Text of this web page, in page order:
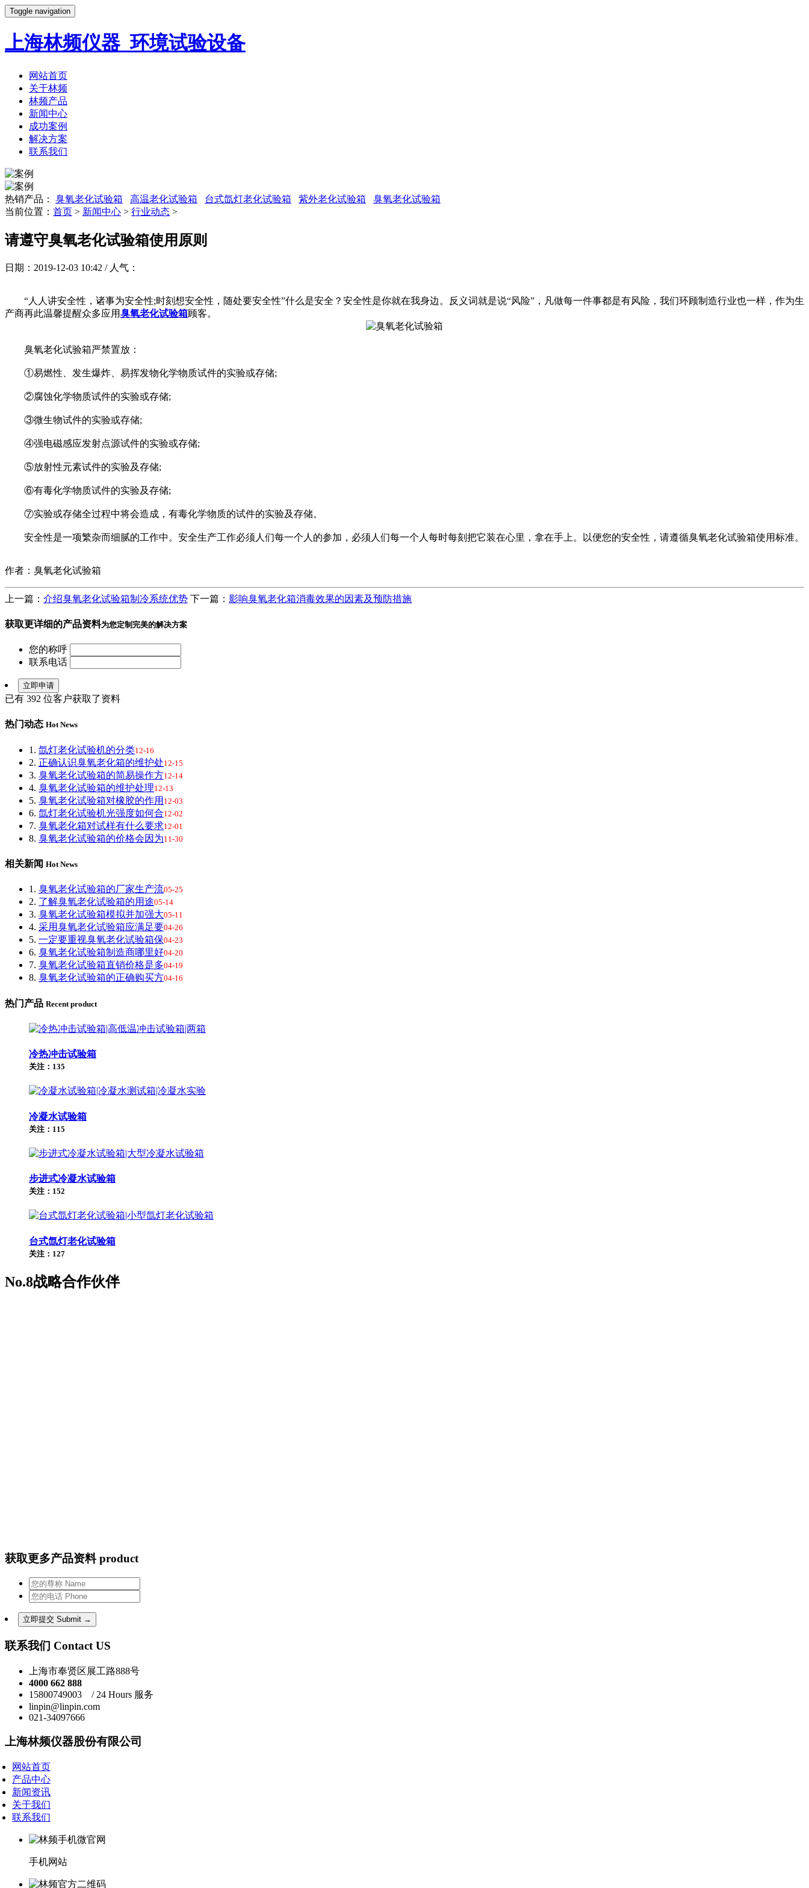
Toggle navigation
上海林频仪器_环境试验设备
网站首页
关于林频
林频产品
新闻中心
成功案例
解决方案
联系我们
热销产品： 臭氧老化试验箱 高温老化试验箱 台式氙灯老化试验箱 紫外老化试验箱
臭氧老化试验箱
当前位置： 首页 > 新闻中心 > 行业动态 >
请遵守臭氧老化试验箱使用原则
日期：2019-12-03 10:42 / 人气：
“人人讲安全性，诸事为安全性;时刻想安全性，随处要安全性”什么是安全？安全性是你就在我身边。反义词就是说“风险”，凡做每一件事都是有风险，我们环顾制造行业也一样，作为生
产商再此温馨提醒众多应用臭氧老化试验箱顾客。
臭氧老化试验箱严禁置放：
①易燃性、发生爆炸、易挥发物化学物质试件的实验或存储;
②腐蚀化学物质试件的实验或存储;
③微生物试件的实验或存储;
④强电磁感应发射点源试件的实验或存储;
⑤放射性元素试件的实验及存储;
⑥有毒化学物质试件的实验及存储;
⑦实验或存储全过程中将会造成，有毒化学物质的试件的实验及存储。
安全性是一项繁杂而细腻的工作中。安全生产工作必须人们每一个人的参加，必须人们每一个人每时每刻把它装在心里，拿在手上。以便您的安全性，请遵循臭氧老化试验箱使用标准。
作者：臭氧老化试验箱
上一篇： 介绍臭氧老化试验箱制冷系统优势 下一篇： 影响臭氧老化箱消毒效果的因素及预防措施
获取更详细的产品资料为您定制完美的解决方案
您的称呼
联系电话
已有 392 位客户获取了资料
热门动态 Hot News
1. 氙灯老化试验机的分类12-16
2. 正确认识臭氧老化箱的维护处12-15
3. 臭氧老化试验箱的简易操作方12-14
4. 臭氧老化试验箱的维护处理12-13
5. 臭氧老化试验箱对橡胶的作用 12-03
6. 氙灯老化试验机光强度如何合12-02
7. 臭氧老化箱对试样有什么要求12-01
8. 臭氧老化试验箱的价格会因为11-30
相关新闻 Hot News
1. 臭氧老化试验箱的厂家生产流05-25
2. 了解臭氧老化试验箱的用途05-14
3. 臭氧老化试验箱模拟并加强大05-11
4. 采用臭氧老化试验箱应满足要04-26
5. 一定要重视臭氧老化试验箱保04-23
6. 臭氧老化试验箱制造商哪里好04-20
7. 臭氧老化试验箱直销价格是多04-19
8. 臭氧老化试验箱的正确购买方04-16
热门产品 Recent product
冷热冲击试验箱
关注：135
冷凝水试验箱
关注：115
步进式冷凝水试验箱
关注：152
台式氙灯老化试验箱
关注：127
No.8战略合作伙伴
获取更多产品资料 product
联系我们 Contact US
上海市奉贤区展工路888号
4000 662 888
15800749003 / 24 Hours 服务
linpin@linpin.com
021-34097666
上海林频仪器股份有限公司
网站首页
产品中心
新闻资讯
关于我们
联系我们
手机网站